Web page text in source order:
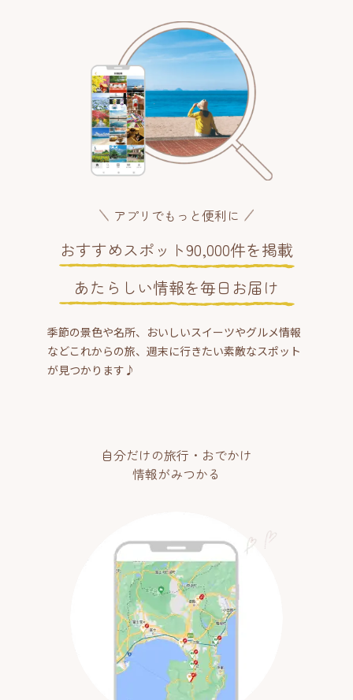
アプリでもっと便利に
おすすめスポット90,000件を掲載
あたらしい情報を毎日お届け
季節の景色や名所、おいしいスイーツやグルメ情報
などこれからの旅、週末に行きたい素敵なスポット
が見つかります♪
自分だけの旅行・おでかけ
情報がみつかる